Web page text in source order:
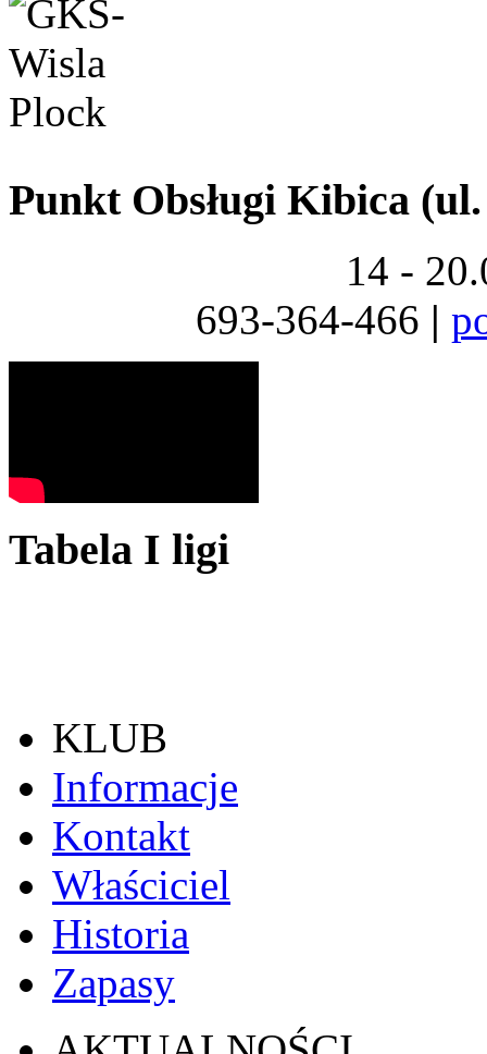
Punkt Obsługi Kibica
14 -
693-364-466 |
Tabela I ligi
KLUB
Informacje
Kontakt
Właściciel
Historia
Zapasy